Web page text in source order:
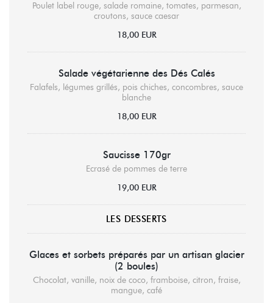
Poulet label rouge, salade romaine, tomates, parmesan,
croutons, sauce caesar
18,00 EUR
Salade végétarienne des Dés Calés
Falafels, légumes grillés, pois chiches, concombres, sauce
blanche
18,00 EUR
Saucisse 170gr
Ecrasé de pommes de terre
19,00 EUR
LES DESSERTS
Glaces et sorbets préparés par un artisan glacier
(2 boules)
Chocolat, vanille, noix de coco, framboise, citron, fraise,
mangue, café